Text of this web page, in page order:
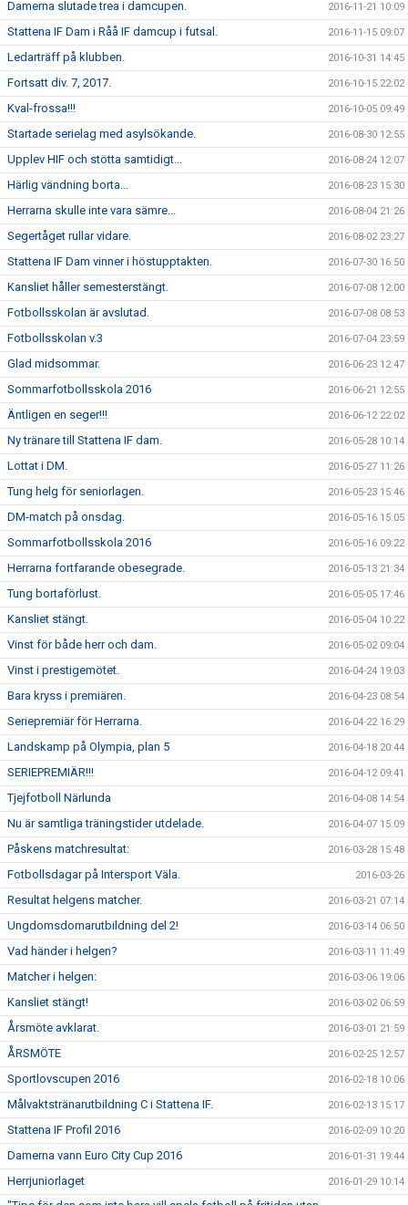
Damerna slutade trea i damcupen. 2016-11-21 10:09
Stattena IF Dam i Råå IF damcup i futsal. 2016-11-15 09:07
Ledarträff på klubben. 2016-10-31 14:45
Fortsatt div. 7, 2017. 2016-10-15 22:02
Kval-frossa!!! 2016-10-05 09:49
Startade serielag med asylsökande. 2016-08-30 12:55
Upplev HIF och stötta samtidigt... 2016-08-24 12:07
Härlig vändning borta... 2016-08-23 15:30
Herrarna skulle inte vara sämre... 2016-08-04 21:26
Segertåget rullar vidare. 2016-08-02 23:27
Stattena IF Dam vinner i höstupptakten. 2016-07-30 16:50
Kansliet håller semesterstängt. 2016-07-08 12:00
Fotbollsskolan är avslutad. 2016-07-08 08:53
Fotbollsskolan v.3 2016-07-04 23:59
Glad midsommar. 2016-06-23 12:47
Sommarfotbollsskola 2016 2016-06-21 12:55
Äntligen en seger!!! 2016-06-12 22:02
Ny tränare till Stattena IF dam. 2016-05-28 10:14
Lottat i DM. 2016-05-27 11:26
Tung helg för seniorlagen. 2016-05-23 15:46
DM-match på onsdag. 2016-05-16 15:05
Sommarfotbollsskola 2016 2016-05-16 09:22
Herrarna fortfarande obesegrade. 2016-05-13 21:34
Tung bortaförlust. 2016-05-05 17:46
Kansliet stängt. 2016-05-04 10:22
Vinst för både herr och dam. 2016-05-02 09:04
Vinst i prestigemötet. 2016-04-24 19:03
Bara kryss i premiären. 2016-04-23 08:54
Seriepremiär för Herrarna. 2016-04-22 16:29
Landskamp på Olympia, plan 5 2016-04-18 20:44
SERIEPREMIÄR!!! 2016-04-12 09:41
Tjejfotboll Närlunda 2016-04-08 14:54
Nu är samtliga träningstider utdelade. 2016-04-07 15:09
Påskens matchresultat: 2016-03-28 15:48
Fotbollsdagar på Intersport Väla. 2016-03-26
Resultat helgens matcher. 2016-03-21 07:14
Ungdomsdomarutbildning del 2! 2016-03-14 06:50
Vad händer i helgen? 2016-03-11 11:49
Matcher i helgen: 2016-03-06 19:06
Kansliet stängt! 2016-03-02 06:59
Årsmöte avklarat. 2016-03-01 21:59
ÅRSMÖTE 2016-02-25 12:57
Sportlovscupen 2016 2016-02-18 10:06
Målvaktstränarutbildning C i Stattena IF. 2016-02-13 15:17
Stattena IF Profil 2016 2016-02-09 10:20
Damerna vann Euro City Cup 2016 2016-01-31 19:44
Herrjuniorlaget 2016-01-29 10:14